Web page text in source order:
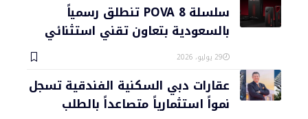
سلسلة POVA 8 تنطلق رسمياً
بالسعودية بتعاون تقني استثنائي
29 يوليو، 2026
عقارات دبي السكنية الفندقية تسجل
نمواً استثمارياً متصاعداً بالطلب